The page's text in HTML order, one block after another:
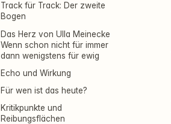
Track für Track: Der zweite
Bogen
Das Herz von Ulla Meinecke
Wenn schon nicht für immer
dann wenigstens für ewig
Echo und Wirkung
Für wen ist das heute?
Kritikpunkte und
Reibungsflächen